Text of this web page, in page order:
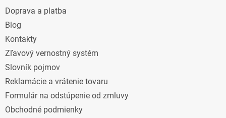
Doprava a platba
Blog
Kontakty
Zľavový vernostný systém
Slovník pojmov
Reklamácie a vrátenie tovaru
Formulár na odstúpenie od zmluvy
Obchodné podmienky